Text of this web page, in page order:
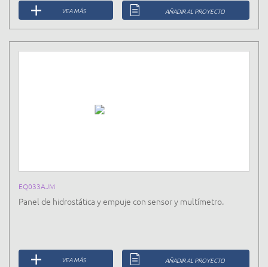
VEA MÁS AÑADIR AL PROYECTO
EQ033AJM
Panel de hidrostática y empuje con sensor y multímetro.
VEA MÁS AÑADIR AL PROYECTO